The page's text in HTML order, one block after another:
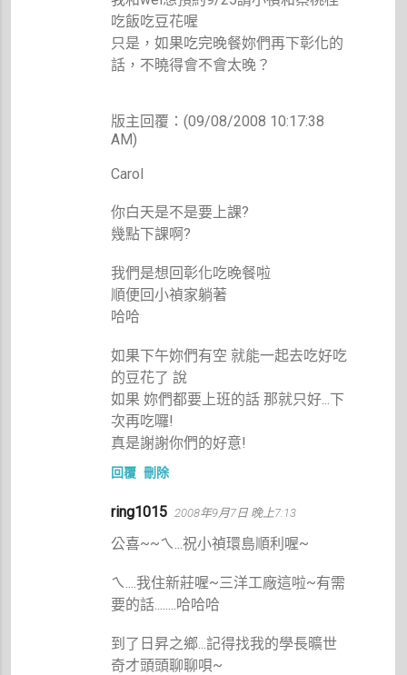
吃飯吃豆花喔
只是，如果吃完晚餐妳們再下彰化的
話，不曉得會不會太晚？
版主回覆：(09/08/2008 10:17:38
AM)
Carol
你白天是不是要上課?
幾點下課啊?
我們是想回彰化吃晚餐啦
順便回小禎家躺著
哈哈
如果下午妳們有空 就能一起去吃好吃
的豆花了 說
如果 妳們都要上班的話 那就只好...下
次再吃囉!
真是謝謝你們的好意!
回覆 刪除
ring1015 2008年9月7日 晚上7:13
公喜~~ㄟ...祝小禎環島順利喔~
ㄟ....我住新莊喔~三洋工廠這啦~有需
要的話........哈哈哈
到了日昇之鄉...記得找我的學長曠世
奇才頭頭聊聊唄~